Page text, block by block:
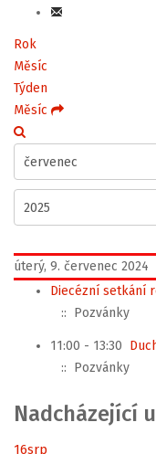
Rok
Měsíc
Týden
Měsíc
úterý, 9. červenec 2024
Diecézní setkání
:: Pozvánky
11:00 - 13:30
:: Pozvánky
Nadcházející
16srp